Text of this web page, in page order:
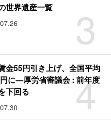
3
世界遺産一覧
4
金55円引き上げ、全国平均
に―厚労省審議会 : 前年度
下回る